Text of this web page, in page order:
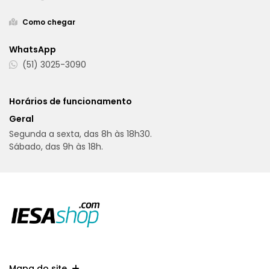
Como chegar
WhatsApp
(51) 3025-3090
Horários de funcionamento
Geral
Segunda a sexta, das 8h às 18h30.
Sábado, das 9h às 18h.